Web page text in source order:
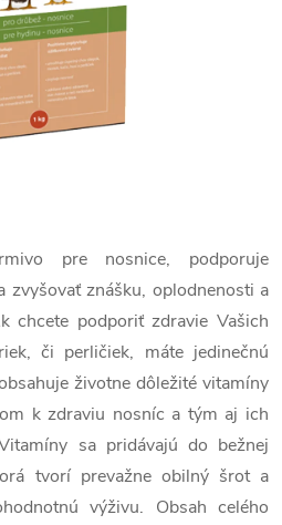
pre nosnice, podporuje
zvyšovať znášku, oplodnenosti a
chcete podporiť zdravie Vašich
či perličiek, máte jedinečnú
životne dôležité vitamíny
k zdraviu nosníc a tým aj ich
sa pridávajú do bežnej
tvorí prevažne obilný šrot a
výživu. Obsah celého